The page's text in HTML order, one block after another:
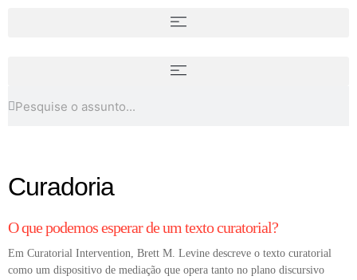
Uma artista por país da América
Latina (lista 1)
Quando a arte é profissão (e não
hobby)
Curadoria
DESTAQUES DICAS
O que podemos esperar de um texto curatorial?
Em Curatorial Intervention, Brett M. Levine descreve o texto curatorial
como um dispositivo de mediação que opera tanto no plano discursivo